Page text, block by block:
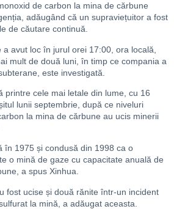
de carbon la mina de cărbune
adăugând că un supraviețuitor a fost
de căutare continuă.
avut loc în jurul orei 17:00, ora locală,
mult de două luni, în timp ce compania a
este investigată.
printre cele mai letale din lume, cu 16
lunii septembrie, după ce niveluri
la mina de cărbune au ucis minerii
în 1975 și condusă din 1998 ca o
o mină de gaze cu capacitate anuală de
a spus Xinhua.
fost ucise și două rănite într-un incident
la mină, a adăugat aceasta.